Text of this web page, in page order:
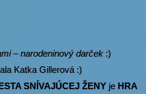
– narodeninový darček :)
Katka Gillerová :)
SNÍVAJÚCEJ ŽENY je HRA